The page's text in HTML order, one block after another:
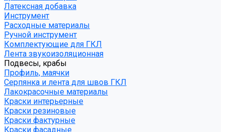
Латексная добавка
Инструмент
Расходные материалы
Ручной инструмент
Комплектующие для ГКЛ
Лента звукоизоляционная
Подвесы, крабы
Профиль, маячки
Серпянка и лента для швов ГКЛ
Лакокрасочные материалы
Краски интерьерные
Краски резиновые
Краски фактурные
Краски фасадные